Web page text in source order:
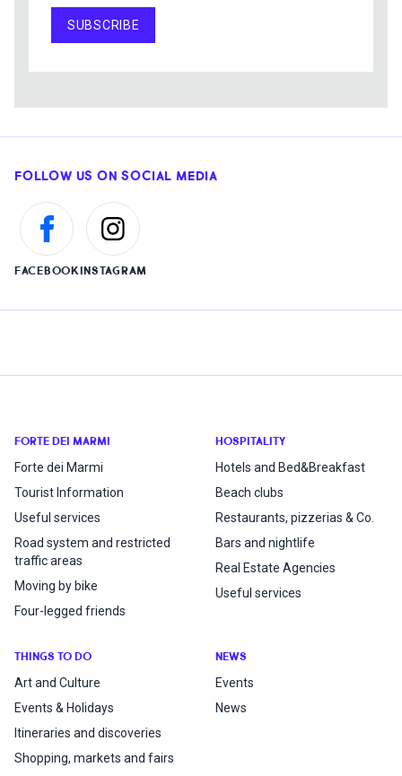
SUBSCRIBE
FOLLOW US ON SOCIAL MEDIA
FACEBOOKINSTAGRAM
FORTE DEI MARMI
Forte dei Marmi
Tourist Information
Useful services
Road system and restricted
traffic areas
Moving by bike
Four-legged friends
HOSPITALITY
Hotels and Bed&Breakfast
Beach clubs
Restaurants, pizzerias & Co.
Bars and nightlife
Real Estate Agencies
Useful services
THINGS TO DO
Art and Culture
Events & Holidays
Itineraries and discoveries
Shopping, markets and fairs
NEWS
Events
News